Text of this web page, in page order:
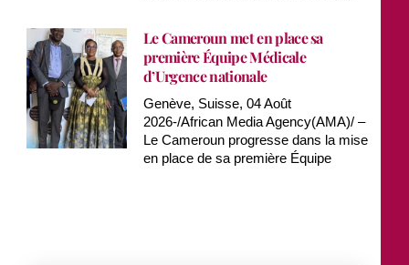
Le Cameroun met en place sa
première Équipe Médicale
d’Urgence nationale
Genève, Suisse, 04 Août
2026-/African Media Agency(AMA)/ –
Le Cameroun progresse dans la mise
en place de sa première Équipe